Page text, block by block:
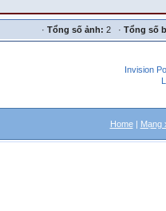
· Tổng số ảnh: 2 · Tổng số
Invision
Home| Mạng